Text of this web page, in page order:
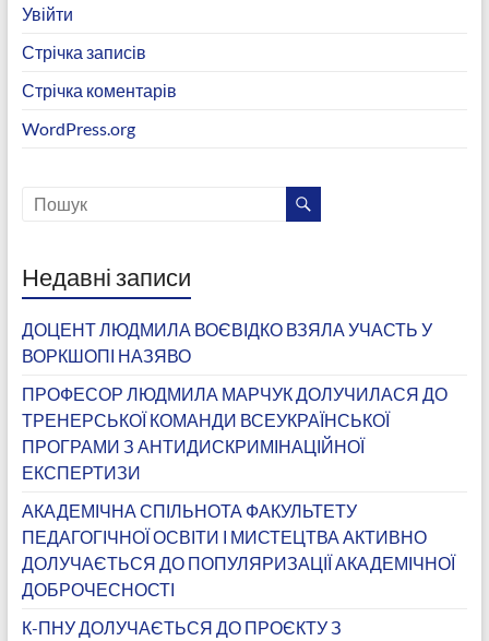
Увійти
Стрічка записів
Стрічка коментарів
WordPress.org
Недавні записи
ДОЦЕНТ ЛЮДМИЛА ВОЄВІДКО ВЗЯЛА УЧАСТЬ У
ВОРКШОПІ НАЗЯВО
ПРОФЕСОР ЛЮДМИЛА МАРЧУК ДОЛУЧИЛАСЯ ДО
ТРЕНЕРСЬКОЇ КОМАНДИ ВСЕУКРАЇНСЬКОЇ
ПРОГРАМИ З АНТИДИСКРИМІНАЦІЙНОЇ
ЕКСПЕРТИЗИ
АКАДЕМІЧНА СПІЛЬНОТА ФАКУЛЬТЕТУ
ПЕДАГОГІЧНОЇ ОСВІТИ І МИСТЕЦТВА АКТИВНО
ДОЛУЧАЄТЬСЯ ДО ПОПУЛЯРИЗАЦІЇ АКАДЕМІЧНОЇ
ДОБРОЧЕСНОСТІ
К-ПНУ ДОЛУЧАЄТЬСЯ ДО ПРОЄКТУ З